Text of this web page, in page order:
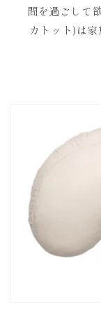
間を過ごして
カトット)は